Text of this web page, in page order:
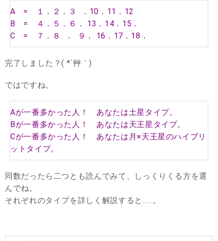
A = １．２．３ ．10．11．12
B = ４．５．６． 13．14．15．
C = ７．８ ． ９． 16．17．18．
完了しました？( *´艸｀)
ではですね。
Aが一番多かった人！ あなたは土星タイプ。
Bが一番多かった人！ あなたは天王星タイプ。
Cが一番多かった人！ あなたは月×天王星のハイブリ
ットタイプ。
同数だったら二つとも読んでみて、しっくりくる方を選
んでね。
それぞれのタイプを詳しく解説すると……。